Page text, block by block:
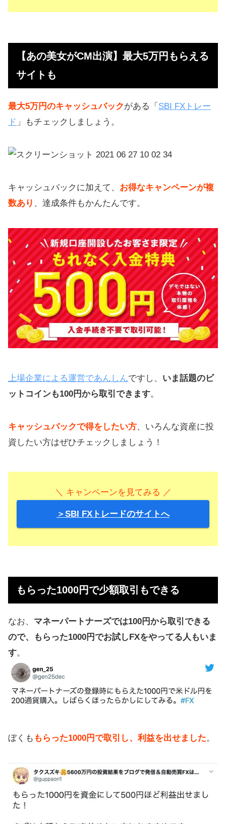
【あの美女がCM出演】最大5万円もらえる
サイトも
最大5万円のキャッシュバックがある「 SBI FXトレー
ド 」もチェックしましょう。
キャッシュバックに加えて、 お得なキャンペーンが複
数あり 、達成条件もかんたんです。
上場企業による運営であんしんですし、 いま話題のビ
ットコインも100円から取引できます。
キャッシュバックで得をしたい方、いろんな資産に投
資したい方はぜひチェックしましょう！
＼ キャンペーンを見てみる ／
＞SBI FXトレードのサイトへ
もらった1000円で少額取引もできる
なお、 マネーパートナーズでは100円から取引できる
ので、もらった1000円でお試しFXをやってる人もいま
す。
ぼくも もらった1000円で取引し、利益を出せました。